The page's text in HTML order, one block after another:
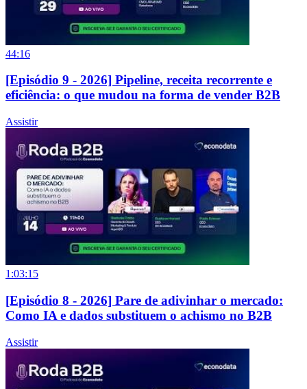
44:16
[Episódio 9 - 2026] Pipeline, receita recorrente e
eficiência: o que mudou na forma de vender B2B
Assistir
1:03:15
[Episódio 8 - 2026] Pare de adivinhar o mercado:
Como IA e dados substituem o achismo no B2B
Assistir